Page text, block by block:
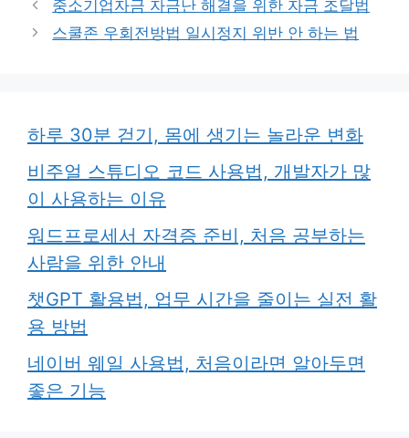
중소기업자금 자금난 해결을 위한 자금 조달법
스쿨존 우회전방법 일시정지 위반 안 하는 법
하루 30분 걷기, 몸에 생기는 놀라운 변화
비주얼 스튜디오 코드 사용법, 개발자가 많
이 사용하는 이유
워드프로세서 자격증 준비, 처음 공부하는
사람을 위한 안내
챗GPT 활용법, 업무 시간을 줄이는 실전 활
용 방법
네이버 웨일 사용법, 처음이라면 알아두면
좋은 기능